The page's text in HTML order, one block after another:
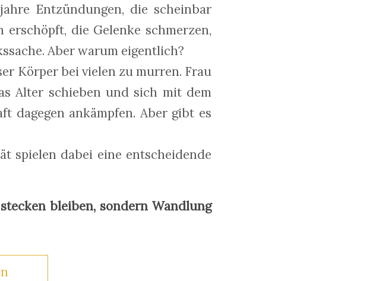
Entzündungen, die scheinbar
die Gelenke schmerzen,
Aber warum eigentlich?
Körper bei vielen zu murren. Frau
Alter schieben und sich mit dem
dagegen ankämpfen. Aber gibt es
spielen dabei eine entscheidende
bleiben, sondern Wandlung